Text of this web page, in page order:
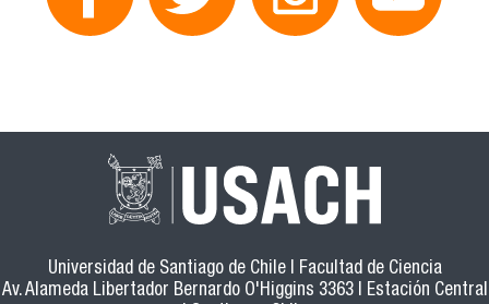
Universidad de Santiago de Chile | Facultad de Ciencia
Av. Alameda Libertador Bernardo O'Higgins 3363 | Estación Central